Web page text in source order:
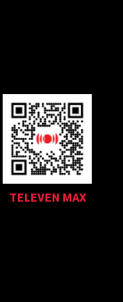
TELEVEN MAX